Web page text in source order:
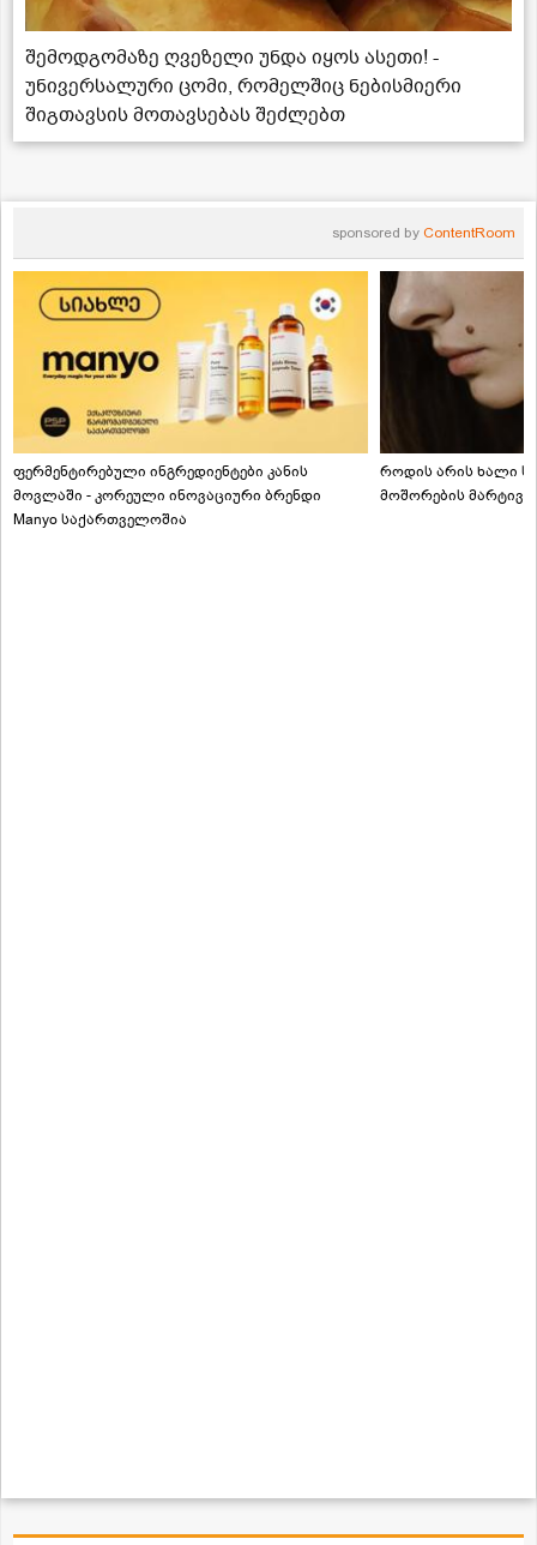
შემოდგომაზე ღვეზელი უნდა იყოს ასეთი! -
უნივერსალური ცომი, რომელშიც ნებისმიერი
შიგთავსის მოთავსებას შეძლებთ
sponsored by ContentRoom
ფერმენტირებული ინგრედიენტები კანის
მოვლაში - კორეული ინოვაციური ბრენდი
Manyo საქართველოშია
როდის არის ხალი
მოშორების